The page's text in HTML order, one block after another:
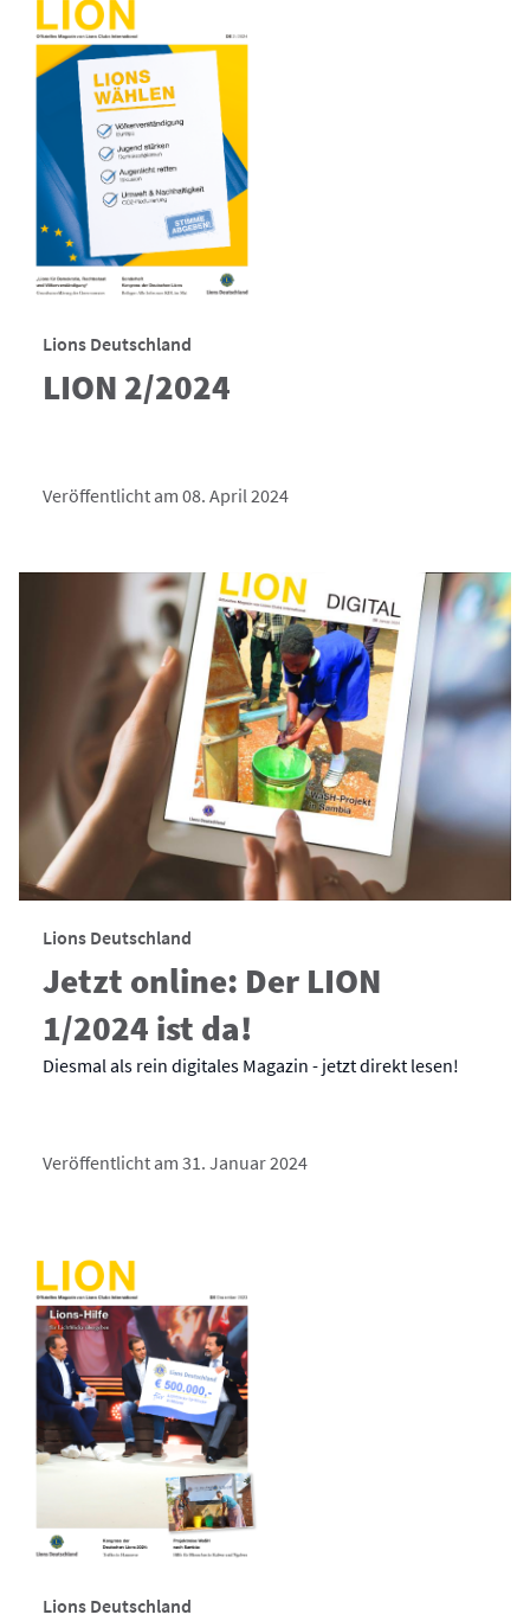
Lions Deutschland
LION 2/2024
Veröffentlicht am 08. April 2024
Lions Deutschland
Jetzt online: Der LION
1/2024 ist da!
Diesmal als rein digitales Magazin - jetzt direkt lesen!
Veröffentlicht am 31. Januar 2024
Lions Deutschland